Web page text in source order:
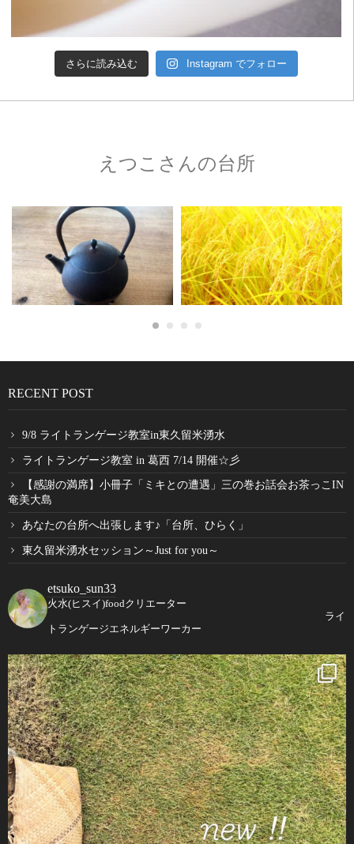
さらに読み込む Instagram でフォロー
えつこさんの台所
RECENT POST
9/8 ライトランゲージ教室in東久留米湧水
ライトランゲージ教室 in 葛西 7/14 開催☆彡
【感謝の満席】小冊子「ミキとの遭遇」三の巻お話会お茶っこIN
奄美大島
あなたの台所へ出張します♪「台所、ひらく」
東久留米湧水セッション～Just for you～
etsuko_sun33
火水(ヒスイ)foodクリエーター
ライ
トランゲージエネルギーワーカー